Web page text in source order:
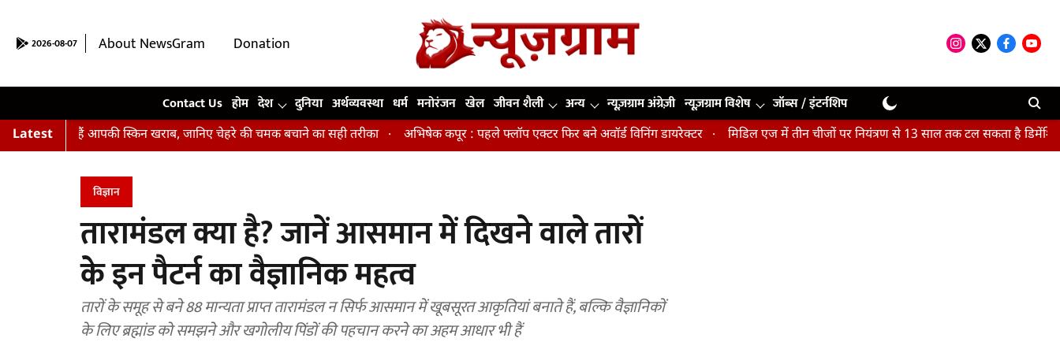
2026-08-07 About NewsGram
Donation
Contact Us होम देश दुनिया अर्थव्यवस्था धर्म मनोरंजन खेल जीवन शैली अन्य न्यूज़ग्राम अंग्रेज़ी न्यूज़ग्राम विशेष जॉब्स / इंटर्नशिप
Latest
हैं आपकी स्किन खराब, जानिए चेहरे की चमक बचाने का सही तरीका अभिषेक कपूर : पहले फ्लॉप एक्टर फिर बने अवॉर्ड विनिंग डायरेक्टर मिडिल एज में तीन चीजों पर नियंत्रण से 13 साल तक टल सकता है डिमेंशिया : अध्ययन
विज्ञान
तारामंडल क्या है? जानें आसमान में दिखने वाले तारों
के इन पैटर्न का वैज्ञानिक महत्व
तारों के समूह से बने 88 मान्यता प्राप्त तारामंडल न सिर्फ आसमान में खूबसूरत आकृतियां बनाते हैं, बल्कि वैज्ञानिकों
के लिए ब्रह्मांड को समझने और खगोलीय पिंडों की पहचान करने का अहम आधार भी हैं